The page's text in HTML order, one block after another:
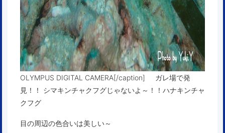
OLYMPUS DIGITAL CAMERA[/caption] ガレ場で発
見！！ シマキンチャクフグじゃないよ～！！ハナキンチャ
クフグ
目の周辺の色合いは美しい～